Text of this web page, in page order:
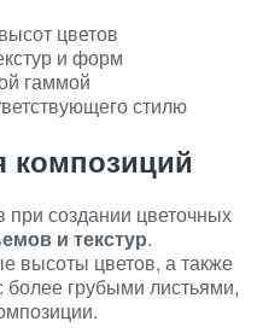
цветов
и форм
гаммой
стилю
композиций
создании цветочных
и текстур.
высоты цветов, а также
более грубыми листьями,